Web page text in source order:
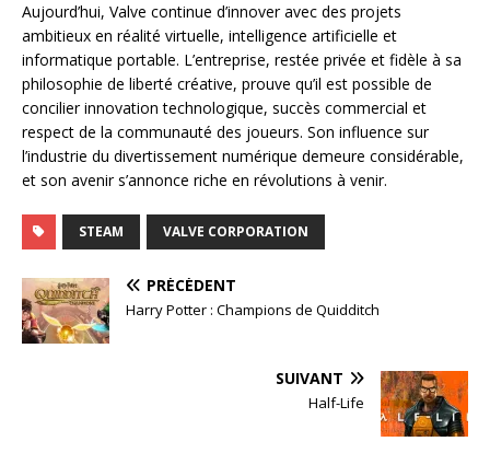
Aujourd’hui, Valve continue d’innover avec des projets
ambitieux en réalité virtuelle, intelligence artificielle et
informatique portable. L’entreprise, restée privée et fidèle à sa
philosophie de liberté créative, prouve qu’il est possible de
concilier innovation technologique, succès commercial et
respect de la communauté des joueurs. Son influence sur
l’industrie du divertissement numérique demeure considérable,
et son avenir s’annonce riche en révolutions à venir.
STEAM VALVE CORPORATION
PRÉCÉDENT
Harry Potter : Champions de Quidditch
SUIVANT
Half-Life